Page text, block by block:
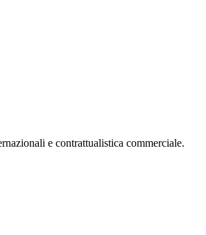
e contrattualistica commerciale.